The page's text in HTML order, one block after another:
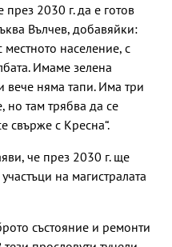
2030 г. да е готов
Вълчев, добавяйки:
население, с
Имаме зелена
вече няма тапи. Има три
но там трябва да се
свърже с Кресна“.
че през 2030 г. ще
на магистралата
състояние и ремонти